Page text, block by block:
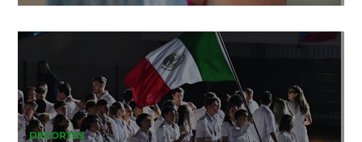
DEPORTES